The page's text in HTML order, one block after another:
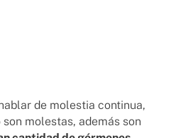
de molestia continua,
molestas, además son